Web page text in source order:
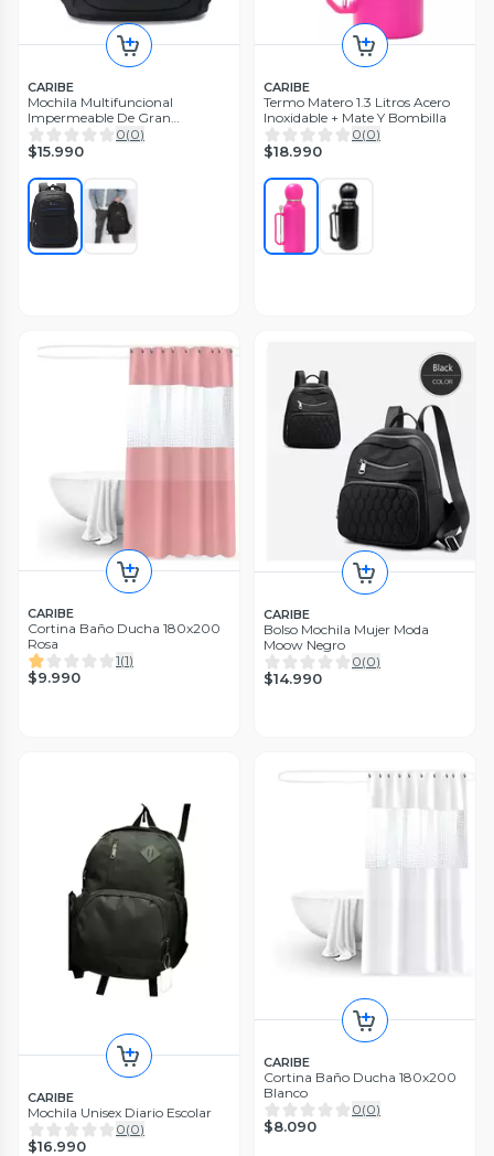
CARIBE
Mochila Multifuncional
Impermeable De Gran
Capacidad
0(0)
$15.990
CARIBE
Termo Matero 1.3 Litros Acero
Inoxidable + Mate Y Bombilla
0(0)
$18.990
CARIBE
Cortina Baño Ducha 180x200
Rosa
1(1)
$9.990
CARIBE
Bolso Mochila Mujer Moda
Moow Negro
0(0)
$14.990
CARIBE
Mochila Unisex Diario Escolar
0(0)
$16.990
CARIBE
Cortina Baño Ducha 180x200
Blanco
0(0)
$8.090